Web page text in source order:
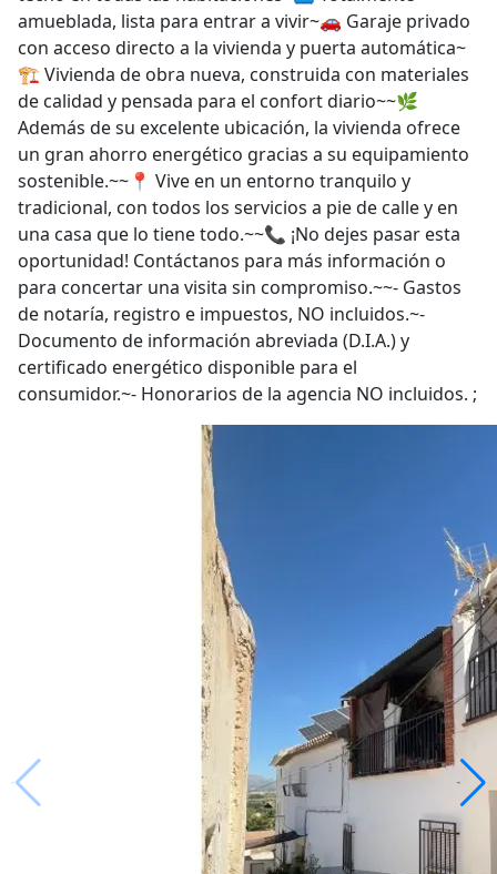
amueblada, lista para entrar a vivir~🚗 Garaje privado
con acceso directo a la vivienda y puerta automática~
🏗️ Vivienda de obra nueva, construida con materiales
de calidad y pensada para el confort diario~~🌿
Además de su excelente ubicación, la vivienda ofrece
un gran ahorro energético gracias a su equipamiento
sostenible.~~📍 Vive en un entorno tranquilo y
tradicional, con todos los servicios a pie de calle y en
una casa que lo tiene todo.~~📞 ¡No dejes pasar esta
oportunidad! Contáctanos para más información o
para concertar una visita sin compromiso.~~- Gastos
de notaría, registro e impuestos, NO incluidos.~-
Documento de información abreviada (D.I.A.) y
certificado energético disponible para el
consumidor.~- Honorarios de la agencia NO incluidos. ;